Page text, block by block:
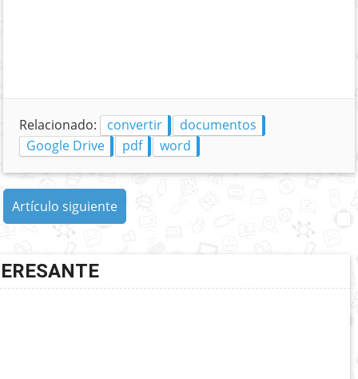
Relacionado: convertir
documentos
Google Drive
pdf word
Artículo siguiente